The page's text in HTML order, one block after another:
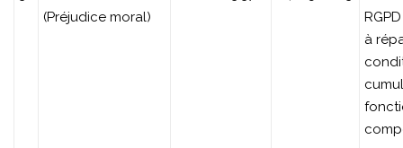
(Préjudice moral)
à